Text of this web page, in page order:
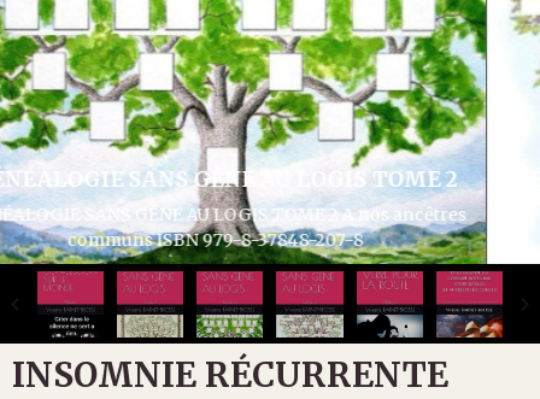
GÉNÉALOGIE SANS GÊNE AU LOGIS TOME 3
GÉNÉALOGIE SANS GÊNE AU LOGIS TOME 3 Articles divers
généalogie et histoire ISBN 979-8-37932-286-1
INSOMNIE RÉCURRENTE